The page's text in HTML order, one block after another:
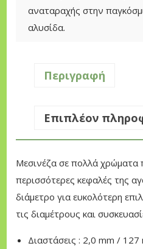
αναταραχής στην
αλυσίδα.
υ
λ
0
m
Περιγραφή
Επιπλέον
Μεσινέζα σε πολλά χρώματα
περισσότερες κεφαλές της
διάμετρο για ευκολότερη
τις διαμέτρους και
Διαστάσεις : 2,0 mm / 127